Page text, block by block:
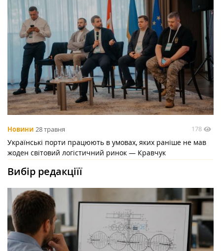
Новини 28 травня 178
Українські порти працюють в умовах, яких раніше не мав
жоден світовий логістичний ринок — Кравчук
Вибір редакціїї